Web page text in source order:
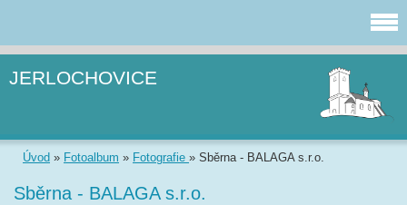
JERLOCHOVICE
Úvod » Fotoalbum » Fotografie » Sběrna - BALAGA s.r.o.
Sběrna - BALAGA s.r.o.